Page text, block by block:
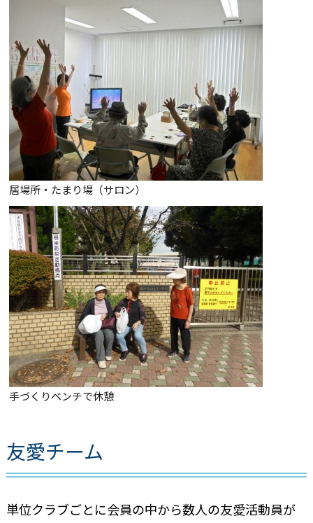
居場所・たまり場（サロン）
手づくりベンチで休憩
友愛チーム
単位クラブごとに会員の中から数人の友愛活動員が